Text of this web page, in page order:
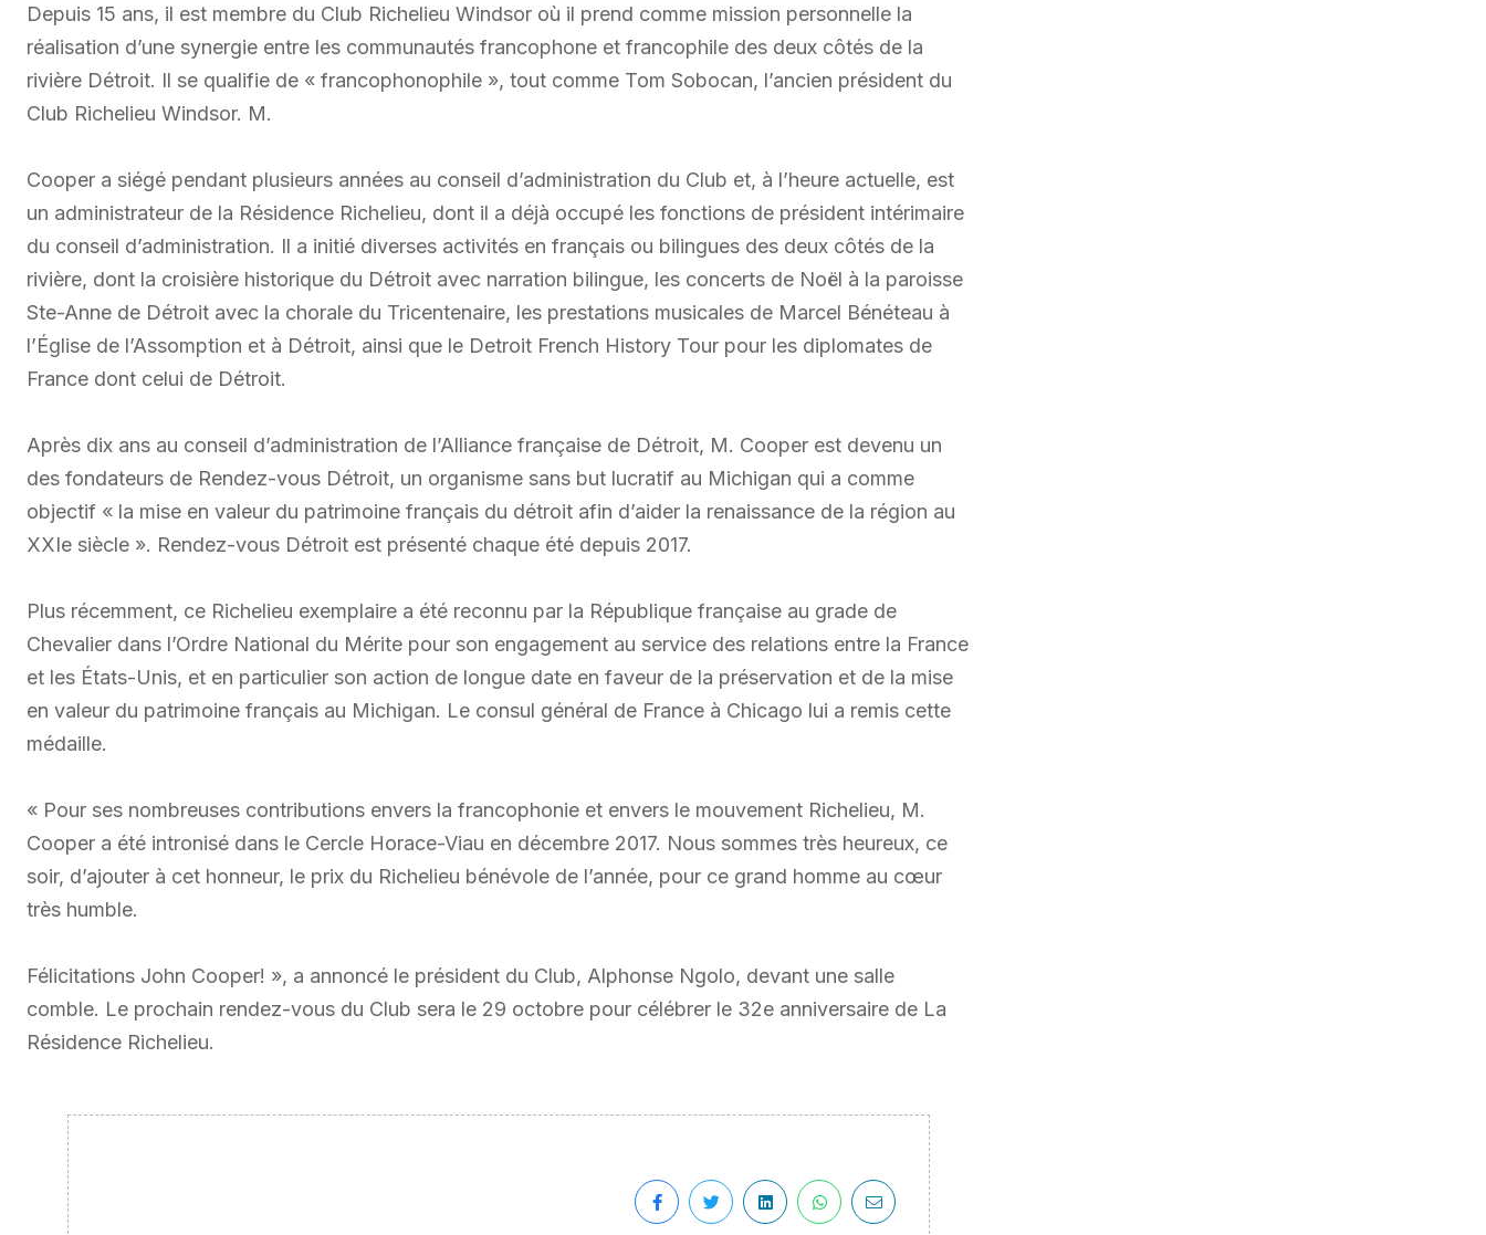
Depuis 15 ans, il est membre du Club Richelieu Windsor où il prend comme mission personnelle la
réalisation d’une synergie entre les communautés francophone et francophile des deux côtés de la
rivière Détroit. Il se qualifie de « francophonophile », tout comme Tom Sobocan, l’ancien président du
Club Richelieu Windsor. M.
Cooper a siégé pendant plusieurs années au conseil d’administration du Club et, à l’heure actuelle, est
un administrateur de la Résidence Richelieu, dont il a déjà occupé les fonctions de président intérimaire
du conseil d’administration. Il a initié diverses activités en français ou bilingues des deux côtés de la
rivière, dont la croisière historique du Détroit avec narration bilingue, les concerts de Noël à la paroisse
Ste-Anne de Détroit avec la chorale du Tricentenaire, les prestations musicales de Marcel Bénéteau à
l’Église de l’Assomption et à Détroit, ainsi que le Detroit French History Tour pour les diplomates de
France dont celui de Détroit.
Après dix ans au conseil d’administration de l’Alliance française de Détroit, M. Cooper est devenu un
des fondateurs de Rendez-vous Détroit, un organisme sans but lucratif au Michigan qui a comme
objectif « la mise en valeur du patrimoine français du détroit afin d’aider la renaissance de la région au
XXIe siècle ». Rendez-vous Détroit est présenté chaque été depuis 2017.
Plus récemment, ce Richelieu exemplaire a été reconnu par la République française au grade de
Chevalier dans l’Ordre National du Mérite pour son engagement au service des relations entre la France
et les États-Unis, et en particulier son action de longue date en faveur de la préservation et de la mise
en valeur du patrimoine français au Michigan. Le consul général de France à Chicago lui a remis cette
médaille.
« Pour ses nombreuses contributions envers la francophonie et envers le mouvement Richelieu, M.
Cooper a été intronisé dans le Cercle Horace-Viau en décembre 2017. Nous sommes très heureux, ce
soir, d’ajouter à cet honneur, le prix du Richelieu bénévole de l’année, pour ce grand homme au cœur
très humble.
Félicitations John Cooper! », a annoncé le président du Club, Alphonse Ngolo, devant une salle
comble. Le prochain rendez-vous du Club sera le 29 octobre pour célébrer le 32e anniversaire de La
Résidence Richelieu.